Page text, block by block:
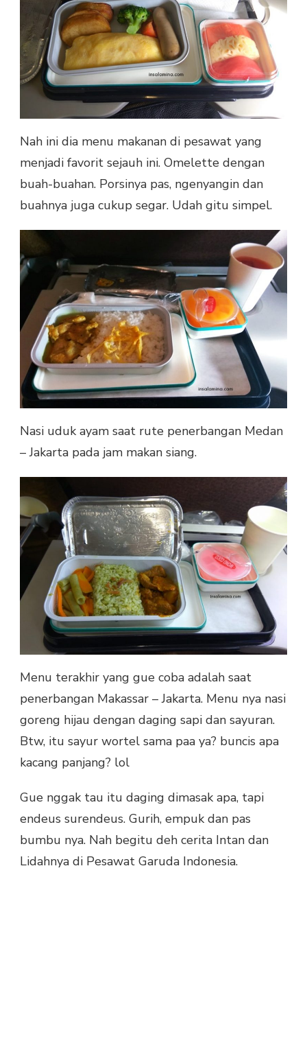
Nah ini dia menu makanan di pesawat yang
menjadi favorit sejauh ini. Omelette dengan
buah-buahan. Porsinya pas, ngenyangin dan
buahnya juga cukup segar. Udah gitu simpel.
Nasi uduk ayam saat rute penerbangan Medan
– Jakarta pada jam makan siang.
Menu terakhir yang gue coba adalah saat
penerbangan Makassar – Jakarta. Menu nya nasi
goreng hijau dengan daging sapi dan sayuran.
Btw, itu sayur wortel sama paa ya? buncis apa
kacang panjang? lol
Gue nggak tau itu daging dimasak apa, tapi
endeus surendeus. Gurih, empuk dan pas
bumbu nya. Nah begitu deh cerita Intan dan
Lidahnya di Pesawat Garuda Indonesia.